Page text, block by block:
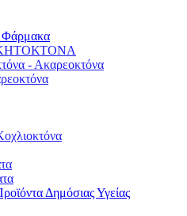
Φάρμακα
- Ακαρεοκτόνα
Δημόσιας Υγείας